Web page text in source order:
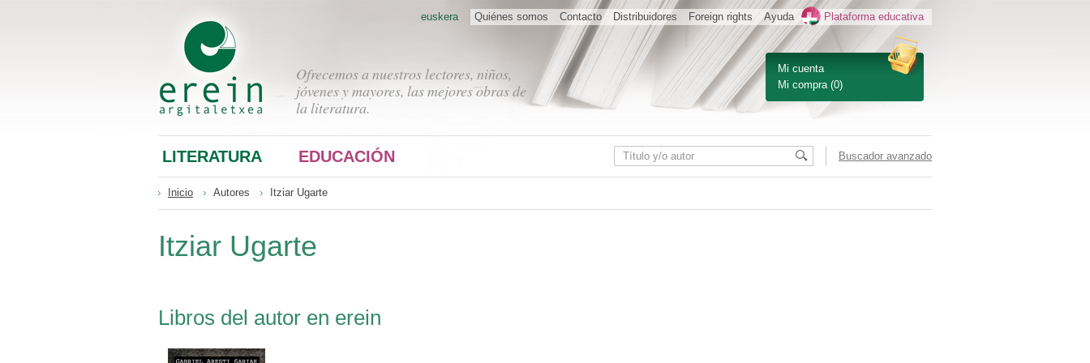
Mi cuenta
Mi compra (0)
Ofrecemos a nuestros lectores, niños,
jóvenes y mayores, las mejores obras de
la literatura.
Quiénes somos Contacto Distribuidores Foreign rights Ayuda Plataforma educativa
euskera
LITERATURA EDUCACIÓN Buscador avanzado
Inicio Autores Itziar Ugarte
Itziar Ugarte
Libros del autor en erein